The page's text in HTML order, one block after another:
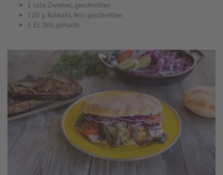
1 rote Zwiebel, geschnitten
120 g Rotkohl, fein geschnitten
5 EL Dill, gehackt